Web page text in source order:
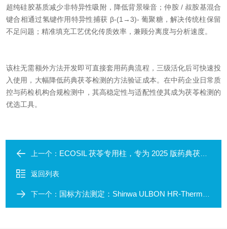
超纯硅胶基质减少非特异性吸附，降低背景噪音；仲胺 / 叔胺基混合
键合相通过氢键作用特异性捕获 β-(1→3)- 葡聚糖，解决传统柱保留
不足问题；精准填充工艺优化传质效率，兼顾分离度与分析速度。
该柱无需额外方法开发即可直接套用药典流程，三级活化后可快速投
入使用，大幅降低药典茯苓检测的方法验证成本。在中药企业日常质
控与药检机构合规检测中，其高稳定性与适配性使其成为茯苓检测的
优选工具。
上一个： ECOSIL 茯苓专用柱，专为 2025 版药典茯苓分析量身定制！
返回列表
下一个： 国标方法测定：Shinwa ULBON HR-Thermon-HG 烷基汞专用柱的适配与性能验证